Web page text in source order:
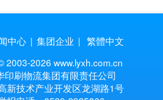
中心 | 集团企业 | 繁體中文
2003-2026 www.lyxh.com.cn
印刷物流集团有限责任公司
新技术产业开发区龙湖路1号